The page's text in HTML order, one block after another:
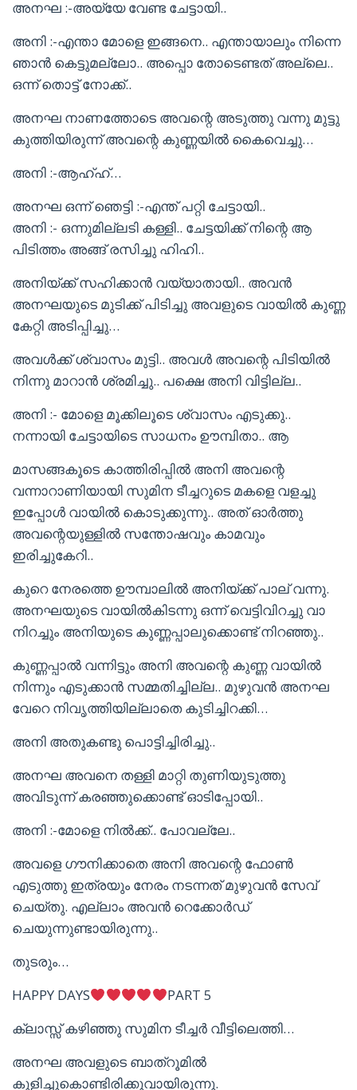
അനഘ :-അയ്യേ വേണ്ട ചേട്ടായി..
അനി :-എന്താ മോളെ ഇങ്ങനെ.. എന്തായാലും നിന്നെ
ഞാൻ കെട്ടുമല്ലോ.. അപ്പൊ തോടെണ്ടത് അല്ലെ..
ഒന്ന് തൊട്ട് നോക്ക്..
അനഘ നാണത്തോടെ അവന്റെ അടുത്തു വന്നു മുട്ടു
കുത്തിയിരുന്ന് അവന്റെ കുണ്ണയിൽ കൈവെച്ചു…
അനി :-ആഹ്ഹ്…
അനഘ ഒന്ന് ഞെട്ടി :-എന്ത് പറ്റി ചേട്ടായി..
അനി :- ഒന്നുമില്ലടി കള്ളി.. ചേട്ടയിക്ക് നിന്റെ ആ
പിടിത്തം അങ്ങ് രസിച്ചു ഹിഹി..
അനിയ്ക്ക് സഹിക്കാൻ വയ്യാതായി.. അവൻ
അനഘയുടെ മുടിക്ക് പിടിച്ചു അവളുടെ വായിൽ കുണ്ണ
കേറ്റി അടിപ്പിച്ചു…
അവൾക്ക് ശ്വാസം മുട്ടി.. അവൾ അവന്റെ പിടിയിൽ
നിന്നു മാറാൻ ശ്രമിച്ചു.. പക്ഷെ അനി വിട്ടില്ല..
അനി :- മോളെ മൂക്കിലൂടെ ശ്വാസം എടുക്കു..
നന്നായി ചേട്ടായിടെ സാധനം ഊമ്പിതാ.. ആ
മാസങ്ങകൂടെ കാത്തിരിപ്പിൽ അനി അവന്റെ
വന്നാറാണിയായി സുമിന ടീച്ചറുടെ മകളെ വളച്ചു
ഇപ്പോൾ വായിൽ കൊടുക്കുന്നു.. അത് ഓർത്തു
അവന്റെയുള്ളിൽ സന്തോഷവും കാമവും
ഇരിച്ചുകേറി..
കുറെ നേരത്തെ ഊമ്പാലിൽ അനിയ്ക്ക് പാല് വന്നു.
അനഘയുടെ വായിൽകിടന്നു ഒന്ന് വെട്ടിവിറച്ചു വാ
നിറച്ചും അനിയുടെ കുണ്ണപ്പാലുക്കൊണ്ട് നിറഞ്ഞു..
കുണ്ണപ്പാൽ വന്നിട്ടും അനി അവന്റെ കുണ്ണ വായിൽ
നിന്നും എടുക്കാൻ സമ്മതിച്ചില്ല.. മുഴുവൻ അനഘ
വേറെ നിവൃത്തിയില്ലാതെ കുടിച്ചിറക്കി…
അനി അതുകണ്ടു പൊട്ടിച്ചിരിച്ചു..
അനഘ അവനെ തള്ളി മാറ്റി തുണിയുടുത്തു
അവിടുന്ന് കരഞ്ഞുക്കൊണ്ട് ഓടിപ്പോയി..
അനി :-മോളെ നിൽക്ക്.. പോവല്ലേ..
അവളെ ഗൗനിക്കാതെ അനി അവന്റെ ഫോൺ
എടുത്തു ഇത്രയും നേരം നടന്നത് മുഴുവൻ സേവ്
ചെയ്തു. എല്ലാം അവൻ റെക്കോർഡ്
ചെയുന്നുണ്ടായിരുന്നു..
തുടരും…
HAPPY DAYS
PART 5
ക്ലാസ്സ്‌ കഴിഞ്ഞു സുമിന ടീച്ചർ വീട്ടിലെത്തി…
അനഘ അവളുടെ ബാത്‌റൂമിൽ
കുളിച്ചുകൊണ്ടിരിക്കുവായിരുന്നു.